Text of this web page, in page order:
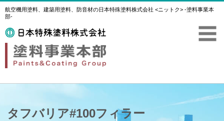
航空機用塗料、建築用塗料、防音材の日本特殊塗料株式会社 <ニットク> -塗料事業本
部-
タフバリア#100フィラー